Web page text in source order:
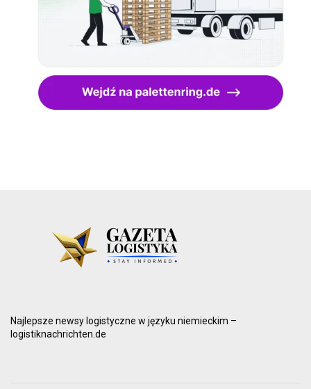
Najlepsze newsy logistyczne w języku niemieckim –
logistiknachrichten.de